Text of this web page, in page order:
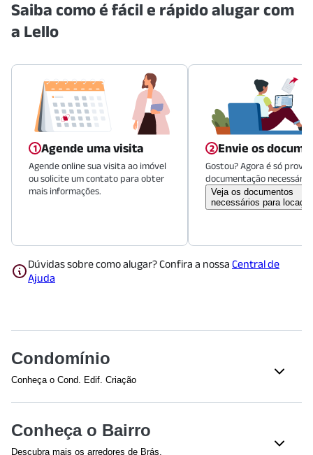
Saiba como é fácil e rápido alugar com
a Lello
Agende uma visita
Agende online sua visita ao imóvel
ou solicite um contato para obter
mais informações.
Envie os
Gostou? Agora é só
documentação necessária.
Veja os documentos
necessários para
Dúvidas sobre como alugar? Confira a nossa Central de
Ajuda
Condomínio
Conheça o Cond. Edif. Criação
Piscina Adulto
Academia
Conheça o Bairro
Descubra mais os arredores de Brás.